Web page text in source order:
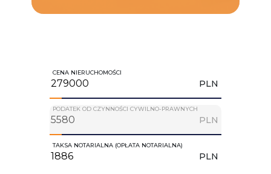
CENA NIERUCHOMOŚCI
PLN
PODATEK OD CZYNNOŚCI CYWILNO-PRAWNYCH
PLN
TAKSA NOTARIALNA (OPŁATA NOTARIALNA)
PLN